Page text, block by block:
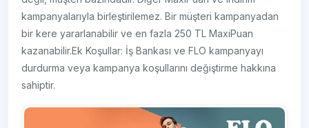
kampanyalarıyla birleştirilemez. Bir müşteri kampanyadan
bir kere yararlanabilir ve en fazla 250 TL MaxiPuan
kazanabilir.Ek Koşullar: İş Bankası ve FLO kampanyayı
durdurma veya kampanya koşullarını değiştirme hakkına
sahiptir.